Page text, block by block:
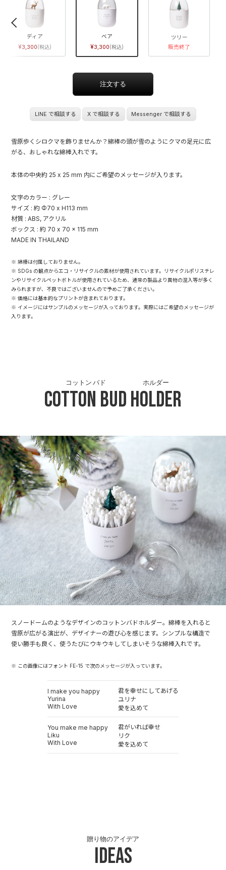
ディア
3,300
ベア
3,300
ツリー
販売終了
LINE で相談する X で相談する Messenger で相談する
雪原歩くシロクマを飾りませんか？綿棒の頭が雪のようにクマの足元に広
がる、おしゃれな綿棒入れです。
本体の中央約 25 x 25 mm 内にご希望のメッセージが入ります。
文字のカラー : グレー
サイズ : 約 Φ70 x H113 mm
材質 : ABS, アクリル
ボックス : 約 70 x 70 x 115 mm
MADE IN THAILAND
※ 綿棒は付属しておりません。
※ SDGs の観点からエコ・リサイクルの素材が使用されています。リサイクルポリスチレ
ンやリサイクルペットボトルが使用されているため、通常の製品より異物の混入等が多く
みられますが、不良ではございませんので予めご了承ください。
※ 価格には基本的なプリントが含まれております。
※ イメージにはサンプルのメッセージが入っております。実際にはご希望のメッセージが
入ります。
Cotton Bud
コットン バド
Holder
ホルダー
スノードームのようなデザインのコットンバドホルダー。綿棒を入れると
雪原が広がる演出が、デザイナーの遊び心を感じます。シンプルな構造で
使い勝手も良く、使うたびにウキウキしてしまいそうな綿棒入れです。
※ この画像にはフォント FE-15 で次のメッセージが入っています。
I make you happy
Yurina
With Love
君を幸せにしてあげる
ユリナ
愛を込めて
You make me happy
Liku
With Love
君がいれば幸せ
リク
愛を込めて
Ideas
贈り物のアイデア